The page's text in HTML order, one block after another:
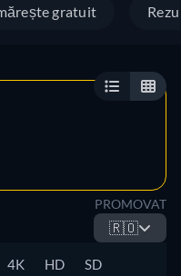
gratuit
PROMOVAT
🇷🇴
4K HD SD